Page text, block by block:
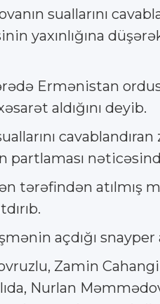
suallarını
yaxınlığına
Ermənistan
aldığını deyib.
tərəfindən atılmış
açdığı snayper
Zamin
Nurlan